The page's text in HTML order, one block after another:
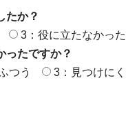
たか？
3：役に立たなかった
ったですか？
つう 3：見つけに